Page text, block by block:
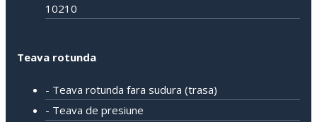
10210
Teava rotunda
- Teava rotunda fara sudura (trasa)
- Teava de presiune